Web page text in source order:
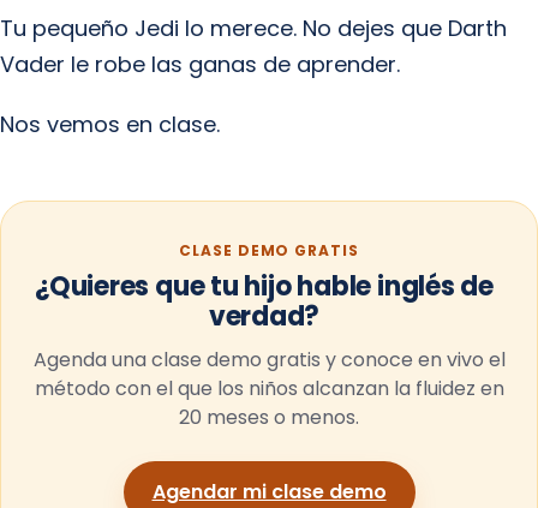
Tu pequeño Jedi lo merece. No dejes que Darth
Vader le robe las ganas de aprender.
Nos vemos en clase.
CLASE DEMO GRATIS
¿Quieres que tu hijo hable inglés de
verdad?
Agenda una clase demo gratis y conoce en vivo el
método con el que los niños alcanzan la fluidez en
20 meses o menos.
Agendar mi clase demo